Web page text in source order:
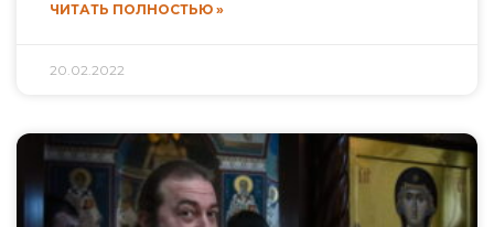
ЧИТАТЬ ПОЛНОСТЬЮ »
20.02.2022